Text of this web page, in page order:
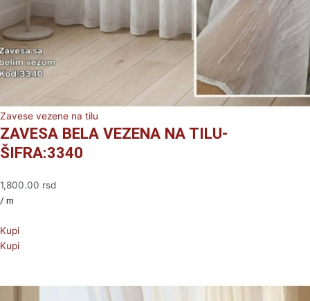
Zavese vezene na tilu
ZAVESA BELA VEZENA NA TILU-
ŠIFRA:3340
1,800.00 rsd
/ m
Kupi
Kupi